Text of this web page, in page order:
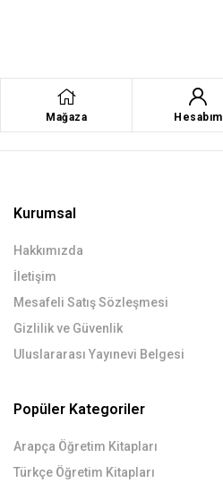
Mağaza Hesabım
Kurumsal
Hakkımızda
İletişim
Mesafeli Satış Sözleşmesi
Gizlilik ve Güvenlik
Uluslararası Yayınevi Belgesi
Popüler Kategoriler
Arapça Öğretim Kitapları
Türkçe Öğretim Kitapları